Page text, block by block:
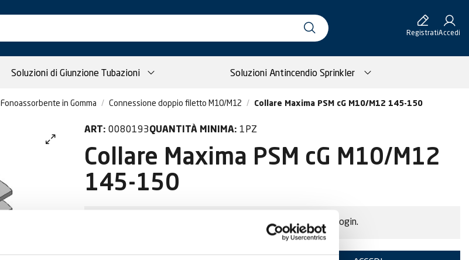
RegistratiAccedi
Soluzioni di Giunzione Tubazioni Soluzioni Antincendio Sprinkler
Fonoassorbente in Gomma Connessione doppio filetto M10/M12 Collare Maxima PSM cG M10/M12 145-150
ART: 0080193QUANTITÀ MINIMA: 1PZ
Collare Maxima PSM cG M10/M12
145-150
Per visualizzare i prezzi e acquistare, devi effettuare il login.